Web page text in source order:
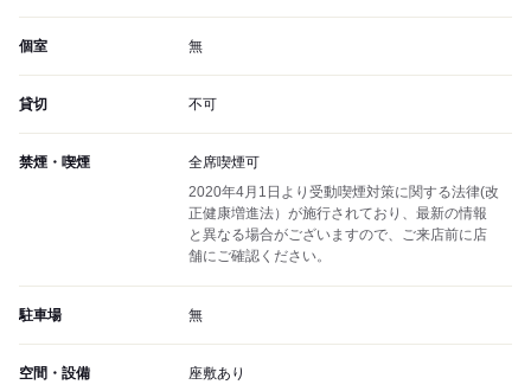
個室 無
貸切 不可
禁煙・喫煙
全席喫煙可
2020年4月1日より受動喫煙対策に関する法律(改
正健康増進法）が施行されており、最新の情報
と異なる場合がございますので、ご来店前に店
舗にご確認ください。
駐車場 無
空間・設備 座敷あり